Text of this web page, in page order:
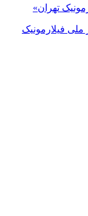
تهران»
ملی فیلارمونیک